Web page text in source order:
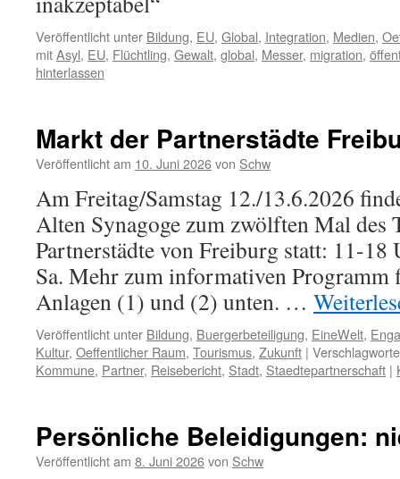
Veröffentlicht unter Bildung, EU, Global, Integration, Medien,
mitAsyl, EU, Flüchtling, Gewalt, global, Messer, migration,
hinterlassen
Markt der Partnerstädte
Veröffentlicht am 10. Juni 2026von Schw
Am Freitag/Samstag 12./13.6.2026
Alten Synagoge zum zwölften Mal des
Partnerstädte von Freiburg statt: 11-
Sa. Mehr zum informativen Programm
Anlagen (1) und (2) unten. …
Veröffentlicht unter Bildung, Buergerbeteiligung, EineWelt,
Kultur, Oeffentlicher Raum, Tourismus, Zukunft |
Kommune, Partner, Reisebericht, Stadt, Staedtepartnerschaft |
Persönliche Beleidigungen:
Veröffentlicht am 8. Juni 2026von Schw